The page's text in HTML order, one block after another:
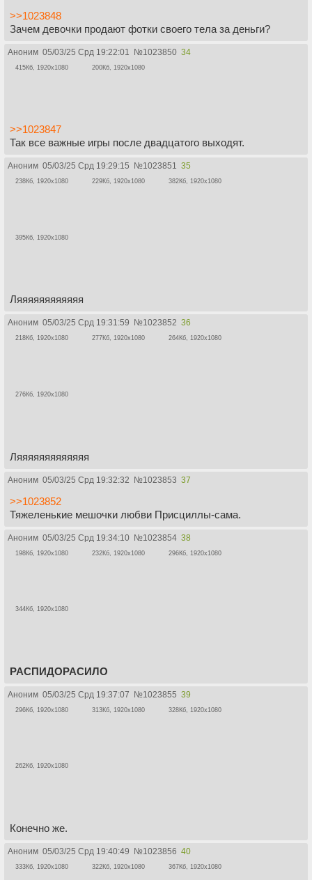
>>1023848
Зачем девочки продают фотки своего тела за деньги?
Аноним 05/03/25 Срд 19:22:01 №1023850 34
415Кб, 1920x1080 200Кб, 1920x1080
>>1023847
Так все важные игры после двадцатого выходят.
Аноним 05/03/25 Срд 19:29:15 №1023851 35
238Кб, 1920x1080 229Кб, 1920x1080 382Кб, 1920x1080
395Кб, 1920x1080
Ляяяяяяяяяяяя
Аноним 05/03/25 Срд 19:31:59 №1023852 36
218Кб, 1920x1080 277Кб, 1920x1080 264Кб, 1920x1080
276Кб, 1920x1080
Ляяяяяяяяяяяяя
Аноним 05/03/25 Срд 19:32:32 №1023853 37
>>1023852
Тяжеленькие мешочки любви Присциллы-сама.
Аноним 05/03/25 Срд 19:34:10 №1023854 38
198Кб, 1920x1080 232Кб, 1920x1080 296Кб, 1920x1080
344Кб, 1920x1080
РАСПИДОРАСИЛО
Аноним 05/03/25 Срд 19:37:07 №1023855 39
296Кб, 1920x1080 313Кб, 1920x1080 328Кб, 1920x1080
262Кб, 1920x1080
Конечно же.
Аноним 05/03/25 Срд 19:40:49 №1023856 40
333Кб, 1920x1080 322Кб, 1920x1080 367Кб, 1920x1080